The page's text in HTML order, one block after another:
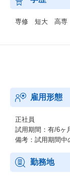
専修 短大 高
雇用形態
正社員
試用期間：有/6ヶ
備考：試用期間中
勤務地